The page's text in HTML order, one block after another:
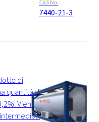
CAS No.
7440-21-3
di
quantità di
Viene